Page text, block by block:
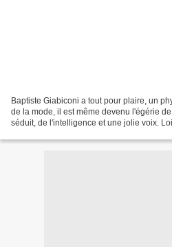
Baptiste Giabiconi a tout pour plaire, un
de la mode, il est même devenu l'égérie
séduit, de l'intelligence et une jolie voix.